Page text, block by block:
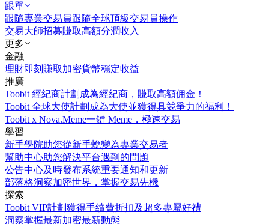
跟單
跟隨專業交易員跟隨全球頂級交易員操作
交易大師招募賺取高額分潤收入
更多
金融
理財即刻賺取加密貨幣穩定收益
推廣
Toobit 經紀商計劃 成為經紀商，賺取高額佣金！
Toobit 全球大使計劃 成為大使並獲得具競爭力的福利！
Toobit x Nova.Meme一鍵 Meme，極速交易
學習
新手學院助您從新手蛻變為專業交易者
幫助中心助您解決平台遇到的問題
公告中心及時發布系統重要通知和更新
部落格洞察加密世界，掌握交易先機
探索
Toobit VIP計劃獲得手續費折扣及超多專屬好禮
洞察掌握最新加密最新動態